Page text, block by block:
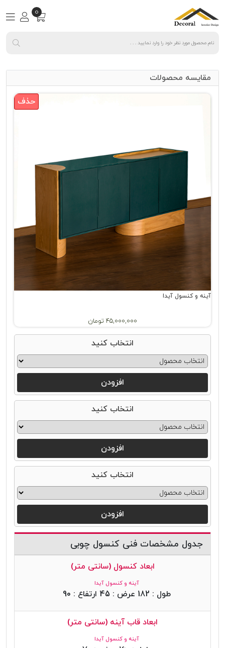
0
مقایسه محصولات
حذف
آینه و کنسول آیدا
45,000,000 تومان
انتخاب کنید
افزودن
انتخاب کنید
افزودن
انتخاب کنید
افزودن
جدول مشخصات فنی کنسول چوبی
ابعاد کنسول (سانتی متر)
آینه و کنسول آیدا
طول : 182 عرض : 45 ارتفاع : 90
ابعاد قاب آینه (سانتی متر)
آینه و کنسول آیدا